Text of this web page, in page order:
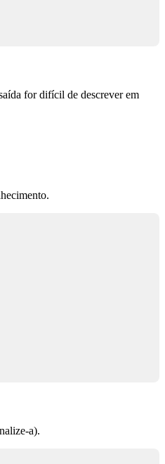
for difícil de descrever em
a).